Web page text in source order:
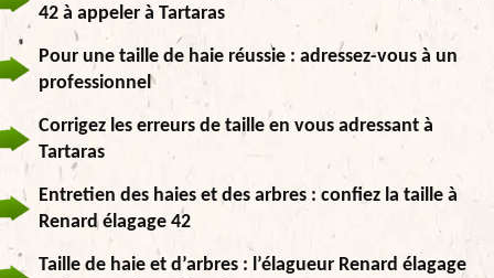
42 à appeler à Tartaras
Pour une taille de haie réussie : adressez-vous à un
professionnel
Corrigez les erreurs de taille en vous adressant à
Tartaras
Entretien des haies et des arbres : confiez la taille à
Renard élagage 42
Taille de haie et d’arbres : l’élagueur Renard élagage